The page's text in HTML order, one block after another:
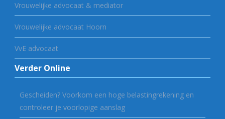
Vrouwelijke advocaat & mediator
Vrouwelijke advocaat Hoorn
VvE advocaat
Verder Online
Gescheiden? Voorkom een hoge belastingrekening en
controleer je voorlopige aanslag